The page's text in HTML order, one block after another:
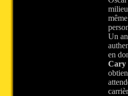
Un
en
Cary